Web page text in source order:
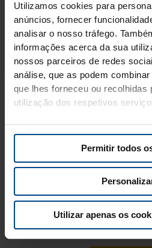
Utilizamos cookies para
anúncios, fornecer
analisar o nosso tráfego.
informações acerca da sua
nossos parceiros de redes
análise, que as podem
que lhes forneceu ou recolhidas
utilização dos respetivos
Permitir todos
Utilizar apenas os
no frigorífico. Sirva em frascos de
coloridas!
Também
Batido de kiwi e